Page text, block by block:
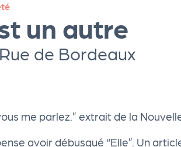
un autre
de Bordeaux
me parlez.” extrait de la
avoir débusqué “Elle”. Un